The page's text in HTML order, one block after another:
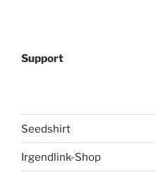
Support
Seedshirt
Irgendlink-Shop